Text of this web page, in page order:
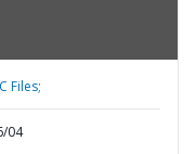
Files;
04